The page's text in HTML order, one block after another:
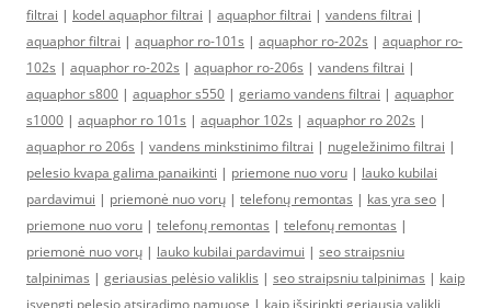
filtrai | kodel aquaphor filtrai | aquaphor filtrai | vandens filtrai |
aquaphor filtrai | aquaphor ro-101s | aquaphor ro-202s | aquaphor ro-
102s | aquaphor ro-202s | aquaphor ro-206s | vandens filtrai |
aquaphor s800 | aquaphor s550 | geriamo vandens filtrai | aquaphor
s1000 | aquaphor ro 101s | aquaphor 102s | aquaphor ro 202s |
aquaphor ro 206s | vandens minkstinimo filtrai | nugeležinimo filtrai |
pelesio kvapa galima panaikinti | priemone nuo voru | lauko kubilai
pardavimui | priemonė nuo vorų | telefonų remontas | kas yra seo |
priemone nuo voru | telefonų remontas | telefonų remontas |
priemonė nuo vorų | lauko kubilai pardavimui | seo straipsniu
talpinimas | geriausias pelėsio valiklis | seo straipsniu talpinimas | kaip